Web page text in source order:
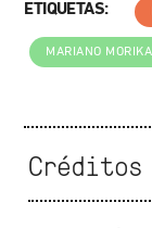
ETIQUETAS:
MARIANO
Créditos